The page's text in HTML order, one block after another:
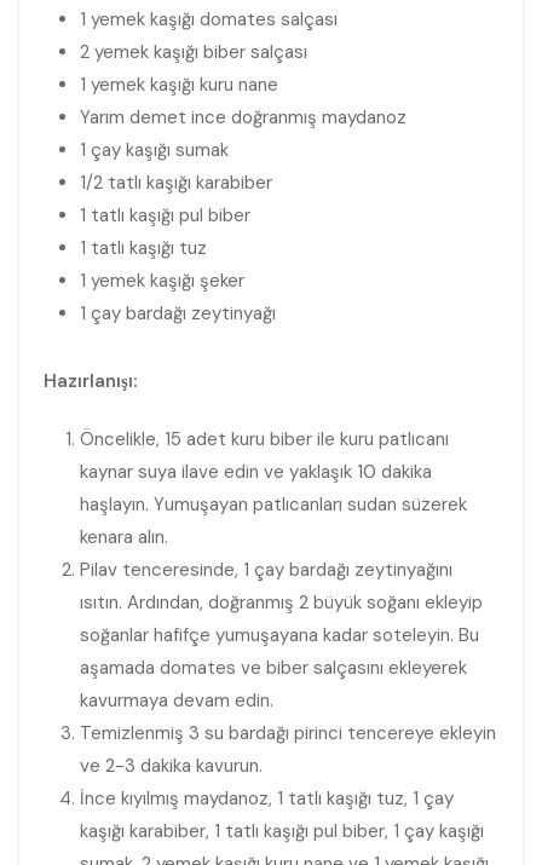
1 yemek kaşığı domates salçası
2 yemek kaşığı biber salçası
1 yemek kaşığı kuru nane
Yarım demet ince doğranmış maydanoz
1 çay kaşığı sumak
1/2 tatlı kaşığı karabiber
1 tatlı kaşığı pul biber
1 tatlı kaşığı tuz
1 yemek kaşığı şeker
1 çay bardağı zeytinyağı
Hazırlanışı:
Öncelikle, 15 adet kuru biber ile kuru patlıcanı
kaynar suya ilave edin ve yaklaşık 10 dakika
haşlayın. Yumuşayan patlıcanları sudan süzerek
kenara alın.
Pilav tenceresinde, 1 çay bardağı zeytinyağını
ısıtın. Ardından, doğranmış 2 büyük soğanı ekleyip
soğanlar hafifçe yumuşayana kadar soteleyin. Bu
aşamada domates ve biber salçasını ekleyerek
kavurmaya devam edin.
Temizlenmiş 3 su bardağı pirinci tencereye ekleyin
ve 2-3 dakika kavurun.
İnce kıyılmış maydanoz, 1 tatlı kaşığı tuz, 1 çay
kaşığı karabiber, 1 tatlı kaşığı pul biber, 1 çay kaşığı